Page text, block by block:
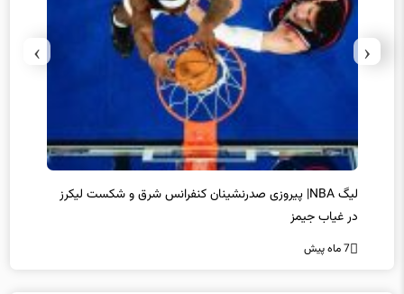
لیگ NBA| پیروزی صدرنشینان کنفرانس شرق و شکست لیکرز
در غیاب جیمز